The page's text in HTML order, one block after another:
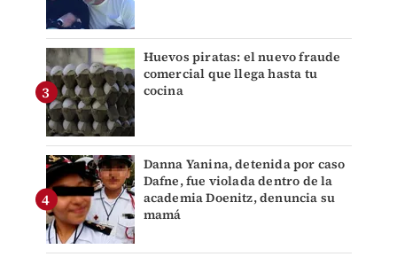
Huevos piratas: el nuevo fraude
comercial que llega hasta tu
cocina
Danna Yanina, detenida por caso
Dafne, fue violada dentro de la
academia Doenitz, denuncia su
mamá